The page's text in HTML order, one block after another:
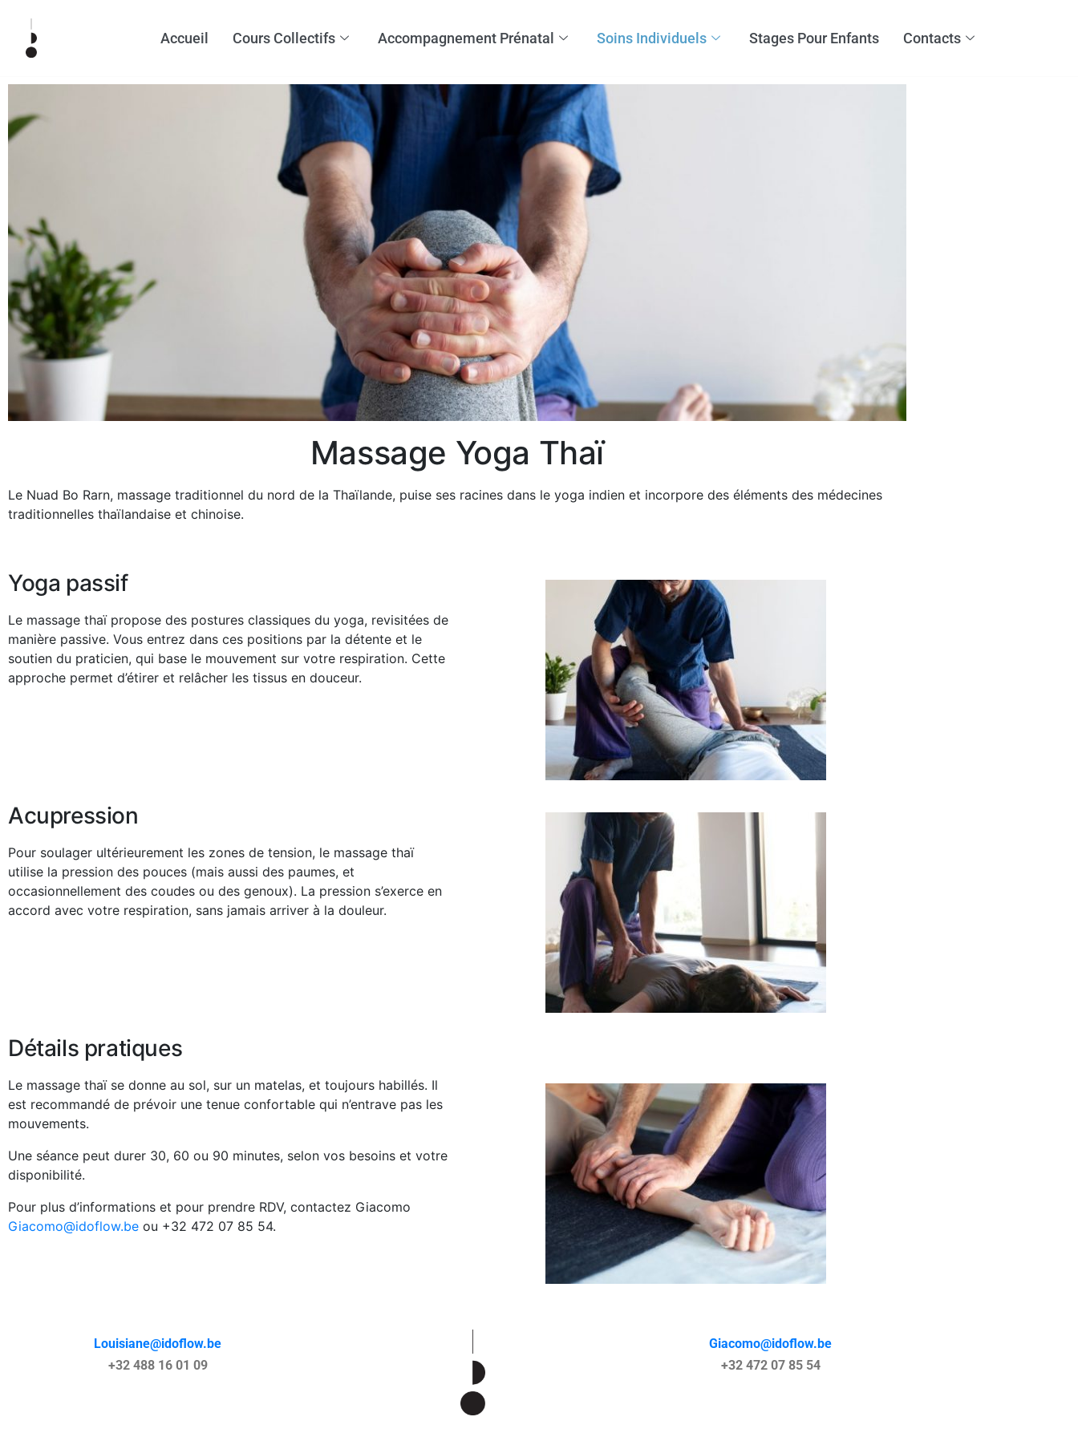
Accueil Cours Collectifs Accompagnement Prénatal Soins Individuels Stages Pour Enfants Contacts
Massage Yoga Thaï
Le Nuad Bo Rarn, massage traditionnel du nord de la Thaïlande, puise ses racines dans le yoga indien et incorpore des éléments des médecines
traditionnelles thaïlandaise et chinoise.
Yoga passif
Le massage thaï propose des postures classiques du yoga, revisitées de
manière passive. Vous entrez dans ces positions par la détente et le
soutien du praticien, qui base le mouvement sur votre respiration. Cette
approche permet d’étirer et relâcher les tissus en douceur.
Acupression
Pour soulager ultérieurement les zones de tension, le massage thaï
utilise la pression des pouces (mais aussi des paumes, et
occasionnellement des coudes ou des genoux). La pression s’exerce en
accord avec votre respiration, sans jamais arriver à la douleur.
Détails pratiques
Le massage thaï se donne au sol, sur un matelas, et toujours habillés. Il
est recommandé de prévoir une tenue confortable qui n’entrave pas les
mouvements.
Une séance peut durer 30, 60 ou 90 minutes, selon vos besoins et votre
disponibilité.
Pour plus d’informations et pour prendre RDV, contactez Giacomo
Giacomo@idoflow.be ou +32 472 07 85 54.
Louisiane@idoflow.be
+32 488 16 01 09
Giacomo@idoflow.be
+32 472 07 85 54